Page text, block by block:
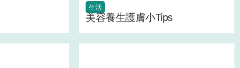
生活
美容養生護膚小Tips